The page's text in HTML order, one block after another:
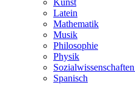
Kunst
Latein
Mathematik
Musik
Philosophie
Physik
Spanisch